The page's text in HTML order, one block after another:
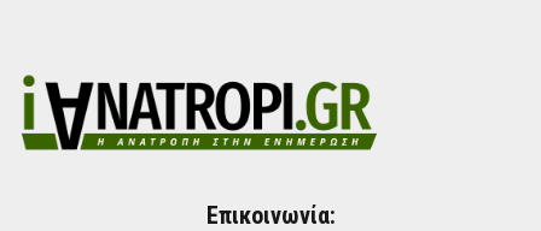
Επικοινωνία: